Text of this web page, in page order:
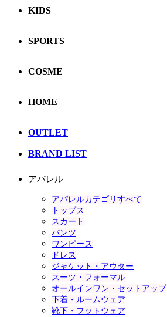
KIDS
SPORTS
COSME
HOME
OUTLET
BRAND LIST
アパレル
アパレルカテゴリすべて
トップス
スカート
パンツ
ワンピース
ドレス
ジャケット・アウター
スーツ・フォーマル
オールインワン・セットアップ
下着・ルームウェア
靴下・フットウェア